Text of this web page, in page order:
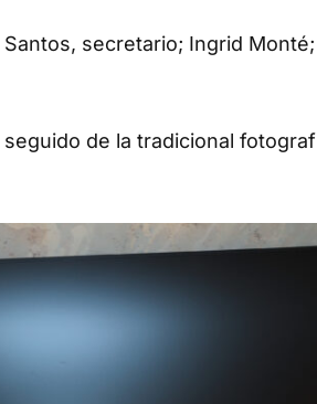
secretario; Ingrid
de la tradicional